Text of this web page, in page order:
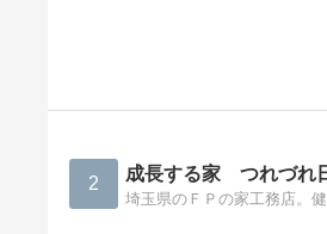
2 成長する家 つれづれ
埼玉県のＦＰの家工務店。